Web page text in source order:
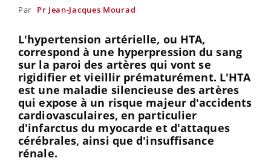
Par Pr Jean-Jacques Mourad
L'hypertension artérielle, ou HTA,
correspond à une hyperpression du sang
sur la paroi des artères qui vont se
rigidifier et vieillir prématurément. L'HTA
est une maladie silencieuse des artères
qui expose à un risque majeur d'accidents
cardiovasculaires, en particulier
d'infarctus du myocarde et d'attaques
cérébrales, ainsi que d'insuffisance
rénale.